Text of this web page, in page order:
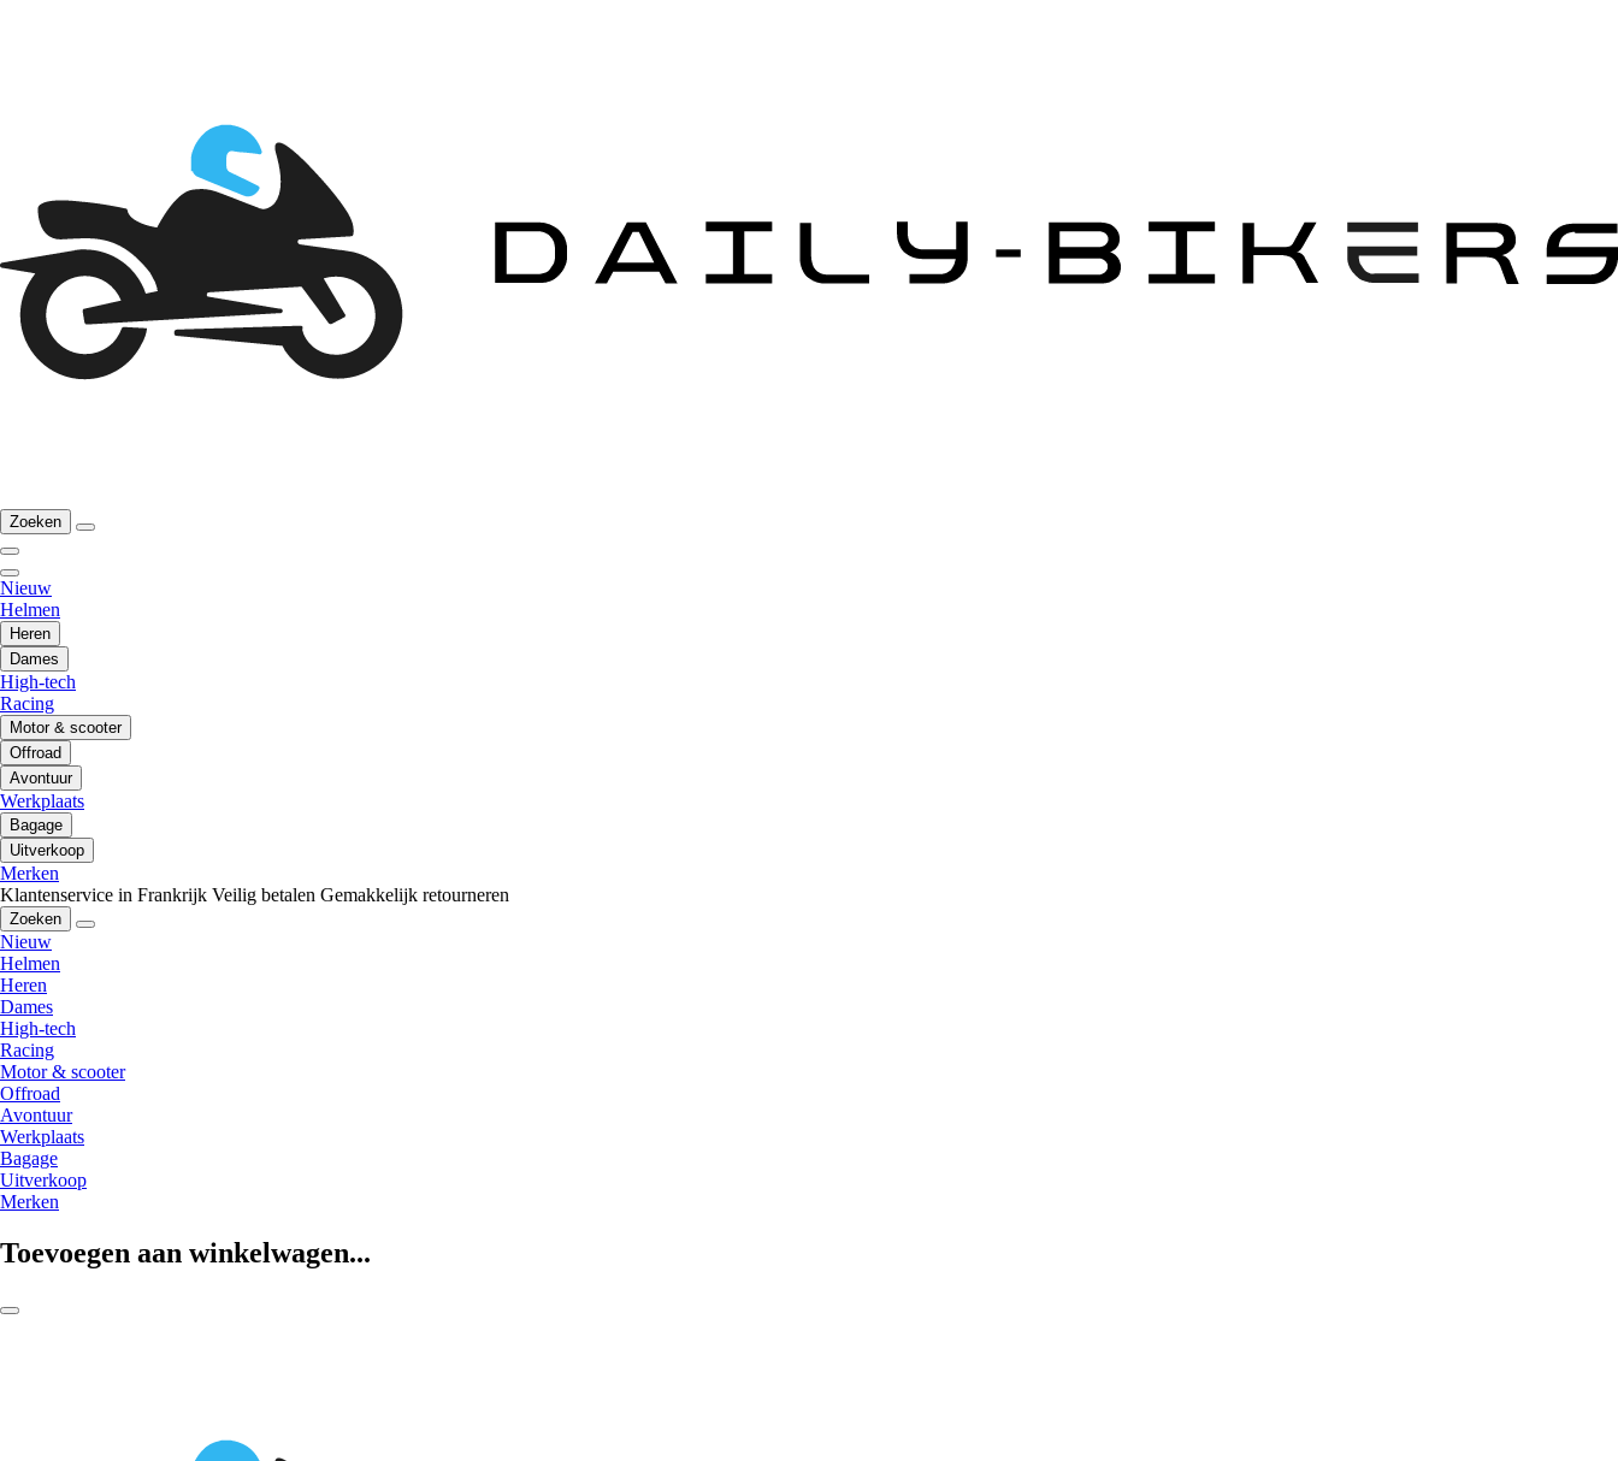
Zoeken
Nieuw
Helmen
Heren
Dames
High-tech
Racing
Motor & scooter
Offroad
Avontuur
Werkplaats
Bagage
Uitverkoop
Merken
Klantenservice in Frankrijk Veilig betalen Gemakkelijk retourneren
Zoeken
Nieuw
Helmen
Heren
Dames
High-tech
Racing
Motor & scooter
Offroad
Avontuur
Werkplaats
Bagage
Uitverkoop
Merken
Toevoegen aan winkelwagen...